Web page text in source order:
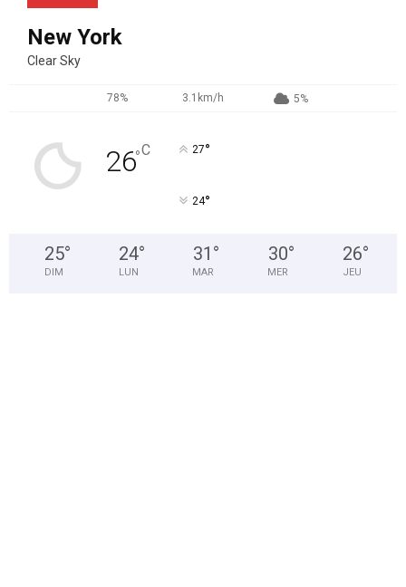
New York
Clear Sky
78% 3.1km/h 5%
26°C 27°
24°
25°
DIM
24°
LUN
31 °
MAR
30°
MER
26°
JEU